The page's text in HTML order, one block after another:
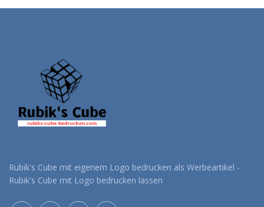
Rubik's Cube mit eigenem Logo bedrucken als Werbeartikel -
Rubik's Cube mit Logo bedrucken lassen